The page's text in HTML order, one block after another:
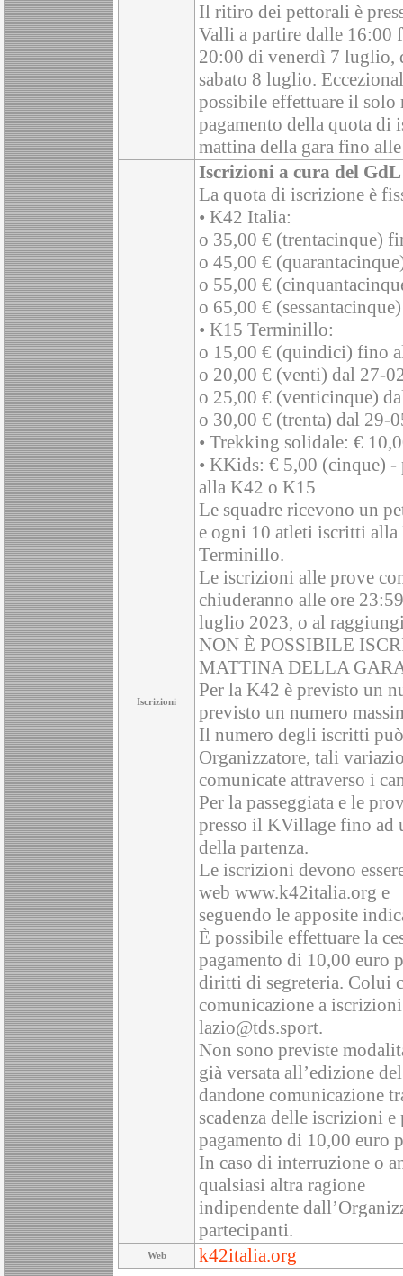
Il ritiro dei pettorali è
Valli a partire dalle 16:00
20:00 di venerdì 7 luglio,
sabato 8 luglio.
possibile effettuare il solo
pagamento della quota di
mattina della gara fino
Iscrizioni
Iscrizioni a cura del
La quota di iscrizione è
• K42 Italia:
o 35,00 € (trentacinque)
o 45,00 €
o 55,00 €
o 65,00 €
• K15 Terminillo:
o 15,00 € (quindici) fino
o 20,00 € (venti) dal 27-
o 25,00 € (venticinque)
o 30,00 € (trenta) dal 29-
• Trekking solidale: €
• KKids: € 5,00 (cinque)
alla K42 o K15
Le squadre ricevono un
e ogni 10 atleti iscritti
Terminillo.
Le iscrizioni alle prove
chiuderanno alle ore
luglio 2023, o al
NON È POSSIBILE
MATTINA DELLA
Per la K42 è previsto un
previsto un numero
Il numero degli iscritti
Organizzatore, tali
comunicate attraverso i
Per la passeggiata e le
presso il KVillage fino ad
della partenza.
Le iscrizioni devono
web www.k42italia.org e
seguendo le apposite
È possibile effettuare la
pagamento di 10,00 euro
diritti di segreteria. Colui
comunicazione a
lazio@tds.sport.
Non sono previste
già versata all’edizione
dandone comunicazione
scadenza delle iscrizioni
pagamento di 10,00 euro
In caso di interruzione o
qualsiasi altra ragione
indipendente
partecipanti.
Web k42italia.org